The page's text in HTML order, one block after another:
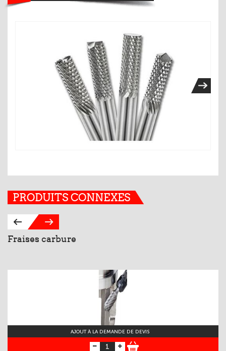
PRODUITS CONNEXES
Fraises carbure
AJOUT À LA DEMANDE DE DEVIS